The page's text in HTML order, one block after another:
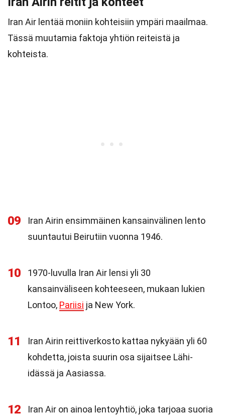
Iran Air lentää moniin kohteisiin ympäri maailmaa.
Tässä muutamia faktoja yhtiön reiteistä ja
kohteista.
09
Iran Airin ensimmäinen kansainvälinen lento
suuntautui Beirutiin vuonna 1946.
10
1970-luvulla Iran Air lensi yli 30
kansainväliseen kohteeseen, mukaan lukien
Lontoo, Pariisi ja New York.
11
Iran Airin reittiverkosto kattaa nykyään yli 60
kohdetta, joista suurin osa sijaitsee Lähi-
idässä ja Aasiassa.
12
Iran Air on ainoa lentoyhtiö, joka tarjoaa suoria